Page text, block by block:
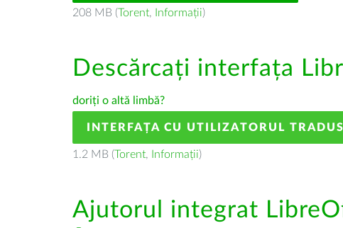
208 MB (Torent, Informații)
Descărcați interfața
doriți o altă limbă?
INTERFAȚA CU UTILIZATORUL
1.2 MB (Torent, Informații)
Ajutorul integrat